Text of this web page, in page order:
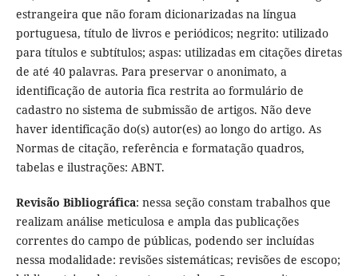
estrangeira que não foram dicionarizadas na língua
portuguesa, título de livros e periódicos; negrito: utilizado
para títulos e subtítulos; aspas: utilizadas em citações diretas
de até 40 palavras. Para preservar o anonimato, a
identificação de autoria fica restrita ao formulário de
cadastro no sistema de submissão de artigos. Não deve
haver identificação do(s) autor(es) ao longo do artigo. As
Normas de citação, referência e formatação quadros,
tabelas e ilustrações: ABNT.
Revisão Bibliográfica: nessa seção constam trabalhos que
realizam análise meticulosa e ampla das publicações
correntes do campo de públicas, podendo ser incluídas
nessa modalidade: revisões sistemáticas; revisões de escopo;